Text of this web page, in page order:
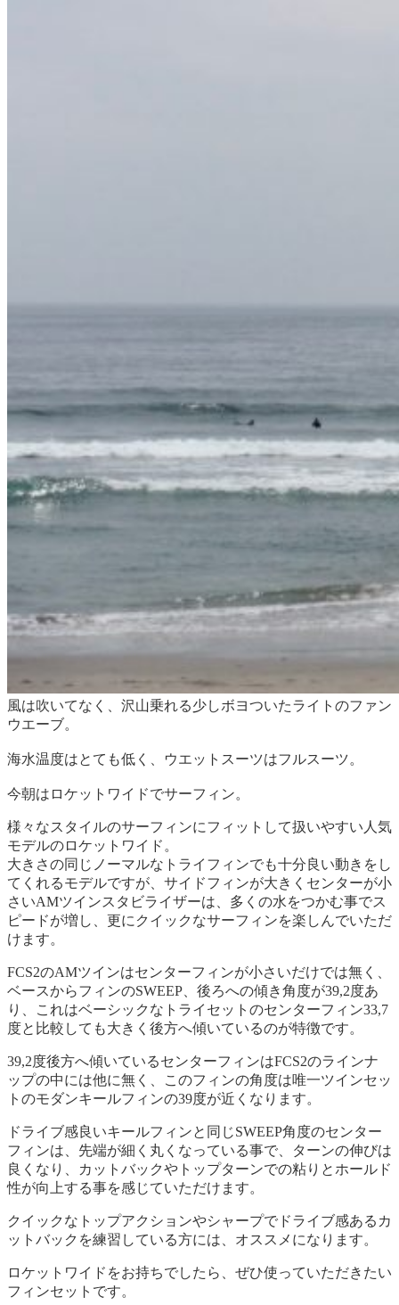
風は吹いてなく、沢山乗れる少しボヨついたライトのファン
ウエーブ。
海水温度はとても低く、ウエットスーツはフルスーツ。
今朝はロケットワイドでサーフィン。
様々なスタイルのサーフィンにフィットして扱いやすい人気
モデルのロケットワイド。
大きさの同じノーマルなトライフィンでも十分良い動きをし
てくれるモデルですが、サイドフィンが大きくセンターが小
さいAMツインスタビライザーは、多くの水をつかむ事でス
ピードが増し、更にクイックなサーフィンを楽しんでいただ
けます。
FCS2のAMツインはセンターフィンが小さいだけでは無く、
ベースからフィンのSWEEP、後ろへの傾き角度が39,2度あ
り、これはベーシックなトライセットのセンターフィン33,7
度と比較しても大きく後方へ傾いているのが特徴です。
39,2度後方へ傾いているセンターフィンはFCS2のラインナ
ップの中には他に無く、このフィンの角度は唯一ツインセッ
トのモダンキールフィンの39度が近くなります。
ドライブ感良いキールフィンと同じSWEEP角度のセンター
フィンは、先端が細く丸くなっている事で、ターンの伸びは
良くなり、カットバックやトップターンでの粘りとホールド
性が向上する事を感じていただけます。
クイックなトップアクションやシャープでドライブ感あるカ
ットバックを練習している方には、オススメになります。
ロケットワイドをお持ちでしたら、ぜひ使っていただきたい
フィンセットです。